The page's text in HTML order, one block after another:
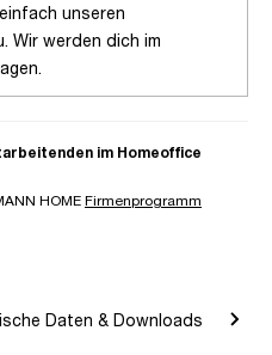
unseren
Wir werden dich im
im Homeoffice
HOME Firmenprogramm
Daten & Downloads